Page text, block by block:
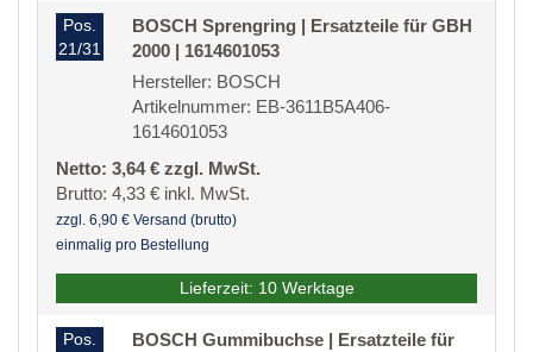
Pos.
21/31
BOSCH Sprengring | Ersatzteile für GBH
2000 | 1614601053
Hersteller: BOSCH
Artikelnummer: EB-3611B5A406-
1614601053
Netto: 3,64 € zzgl. MwSt.
Brutto: 4,33 € inkl. MwSt.
zzgl. 6,90 € Versand (brutto)
einmalig pro Bestellung
Lieferzeit: 10 Werktage
Pos.
BOSCH Gummibuchse | Ersatzteile für